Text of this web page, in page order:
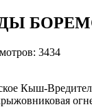
3434
Кыш-